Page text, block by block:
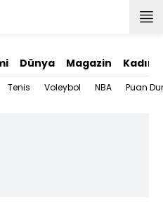
Dünya Magazin Kadın
Tenis Voleybol NBA Puan